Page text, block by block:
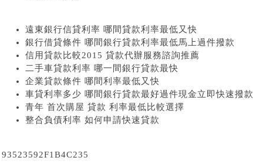
遠東銀行信貸利率 哪間貸款利率最低又快
銀行借貸條件 哪間銀行貸款利率最低馬上過件撥款
信用貸款比較2015 貸款代辦服務諮詢推薦
二手車貸款利率 哪一間銀行貸款最快
企業貸款條件 哪間利率最低又快
車貸利率多少 哪間銀行貸款最好過件現金立即快速撥款
青年 首次購屋 貸款 利率最低比較選擇
整合負債利率 如何申請快速貸款
93523592F1B4C235